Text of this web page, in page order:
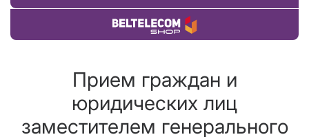
Купіць тавар
Прием граждан и
юридических лиц
заместителем генерального